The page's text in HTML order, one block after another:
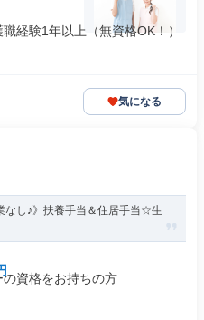
経験1年以上（無資格OK！）
気になる
なし♪》扶養手当＆住居手当☆生
資格をお持ちの方